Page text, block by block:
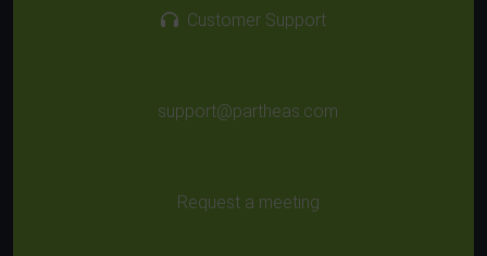
Customer Support
support@partheas.com
Request a meeting